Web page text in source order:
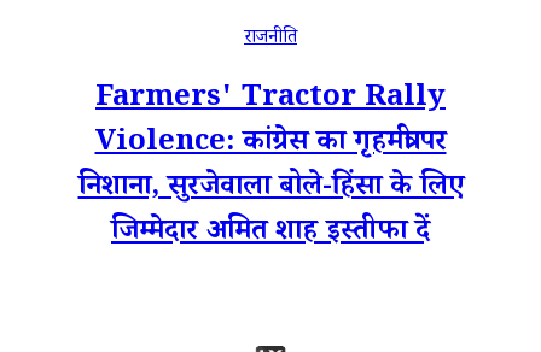
राजनीति
Farmers' Tractor Rally
Violence: कांग्रेस का गृहमंत्री पर
निशाना, सुरजेवाला बोले-हिंसा के लिए
जिम्मेदार अमित शाह इस्तीफा दें